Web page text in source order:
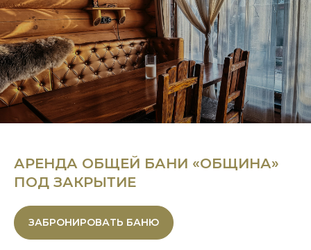
АРЕНДА ОБЩЕЙ БАНИ «ОБЩИНА»
ПОД ЗАКРЫТИЕ
ЗАБРОНИРОВАТЬ БАНЮ